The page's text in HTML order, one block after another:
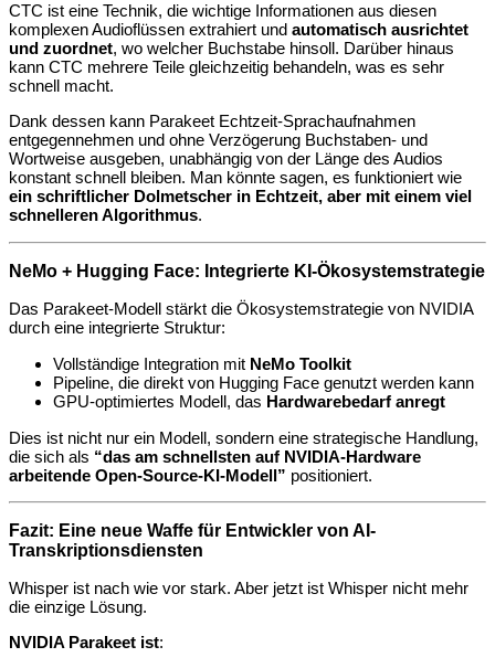
CTC ist eine Technik, die wichtige Informationen aus diesen
komplexen Audioflüssen extrahiert und automatisch ausrichtet
und zuordnet, wo welcher Buchstabe hinsoll. Darüber hinaus
kann CTC mehrere Teile gleichzeitig behandeln, was es sehr
schnell macht.
Dank dessen kann Parakeet Echtzeit-Sprachaufnahmen
entgegennehmen und ohne Verzögerung Buchstaben- und
Wortweise ausgeben, unabhängig von der Länge des Audios
konstant schnell bleiben. Man könnte sagen, es funktioniert wie
ein schriftlicher Dolmetscher in Echtzeit, aber mit einem viel
schnelleren Algorithmus.
NeMo + Hugging Face: Integrierte KI-Ökosystemstrategie
Das Parakeet-Modell stärkt die Ökosystemstrategie von NVIDIA
durch eine integrierte Struktur:
Vollständige Integration mit NeMo Toolkit
Pipeline, die direkt von Hugging Face genutzt werden kann
GPU-optimiertes Modell, das Hardwarebedarf anregt
Dies ist nicht nur ein Modell, sondern eine strategische Handlung,
die sich als “das am schnellsten auf NVIDIA-Hardware
arbeitende Open-Source-KI-Modell” positioniert.
Fazit: Eine neue Waffe für Entwickler von AI-
Transkriptionsdiensten
Whisper ist nach wie vor stark. Aber jetzt ist Whisper nicht mehr
die einzige Lösung.
NVIDIA Parakeet ist: